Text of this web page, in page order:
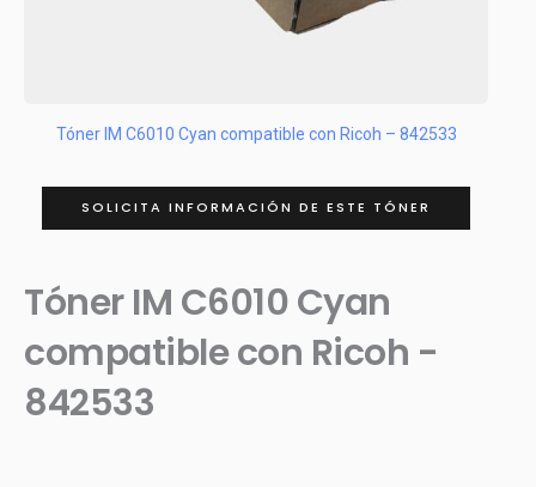
Tóner IM C6010 Cyan compatible con Ricoh – 842533
SOLICITA INFORMACIÓN DE ESTE TÓNER
Tóner IM C6010 Cyan
compatible con Ricoh -
842533